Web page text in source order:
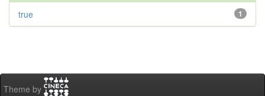
1
true
Theme by